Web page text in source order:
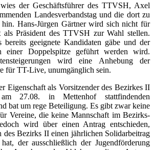
der Geschäftsführer des TTVSH, Axel
Landesverbandstag und die dort zu
hin. Hans-Jürgen Gärtner wird sich nicht für
als Präsident des TTVSH zur Wahl stellen.
bereits geeignete Kandidaten gäbe und der
einer Doppelspitze geführt werden wird.
wird eine Anhebung der
für TT-Live, unumgänglich sein.
Eigenschaft als Vorsitzender des Bezirkes II
27.08. in Mettenhof stattfindenden
bat um rege Beteiligung. Es gibt zwar keine
Vereine, die keine Mannschaft im Bezirks-
wird über einen Antrag entschieden,
des Bezirks II einen jährlichen Solidarbeitrag
der ausschließlich der Jugendförderung